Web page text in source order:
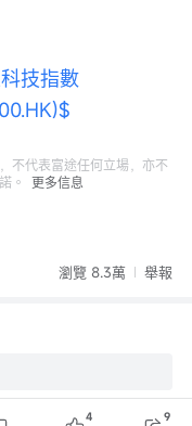
技指數
不代表富途任何立場，亦不
。
更多信息
瀏覽 8.3萬 舉報
4 9